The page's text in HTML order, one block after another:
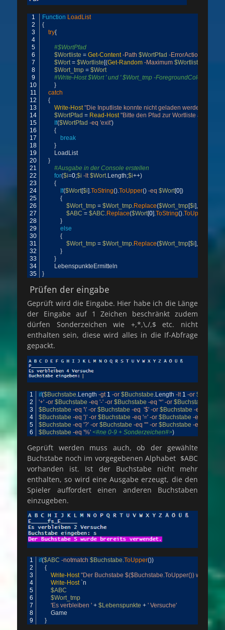
1
2
3
4
5
6
7
8
9
10
11
12
13
14
15
16
17
18
19
20
21
22
23
24
25
26
27
28
29
30
31
32
33
34
35
Function LoadList
{
try{
#$WortPfad
$Wortliste = Get-Content -Path $WortPfad -ErrorAction
$Wort = $Wortliste [(Get-Random -Maximum $Wortliste
$Wort_tmp = $Wort
#Write-Host $Wort ' und ' $Wort_tmp -ForegroundColor Red
}
catch
{
Write-Host "Die Inputliste konnte nicht geladen werden."
$WortPfad = Read-Host "Bitte den Pfad zur Wortliste
If($WortPfad -eq 'exit')
{
break
}
LoadList
}
#Ausgabe in der Console erstellen
for($i=0;$i -lt $Wort.Length;$i++)
{
If($Wort[$i].ToString().ToUpper() -eq $Wort[0])
{
$Wort_tmp = $Wort_tmp.Replace($Wort_tmp[$i],
$ABC = $ABC.Replace($Wort[0].ToString().ToUpper
}
else
{
$Wort_tmp = $Wort_tmp.Replace($Wort_tmp[$i],
}
}
LebenspunkteErmitteln
}
Prüfen der eingabe
Geprüft wird die Eingabe. Hier habe ich die Länge
der Eingabe auf 1 Zeichen beschränkt zudem
dürfen Sonderzeichen wie +,*,\,/,$ etc. nicht
enthalten sein, diese wird alles in die If-Abfrage
gepackt.
1
2
3
4
5
6
if($Buchstabe.Length -gt 1 -or $Buchstabe.Length -lt 1 -or
'+' -or $Buchstabe -eq '-' -or $Buchstabe -eq '*' -or $Buchstabe
$Buchstabe -eq '\' -or $Buchstabe -eq '$' -or $Buchstabe -eq
$Buchstabe -eq ')' -or $Buchstabe -eq '=' -or $Buchstabe -eq
$Buchstabe -eq '?' -or $Buchstabe -eq '"' -or $Buchstabe -eq
$Buchstabe -eq '%' <#ne 0-9 + Sonderzeichen#>)
Geprüft werden muss auch, ob der gewählte
Buchstabe noch im vorgegebenen Alphabet $ABC
vorhanden ist. Ist der Buchstabe nicht mehr
enthalten, so wird eine Ausgabe erzeugt, die den
Spieler auffordert einen anderen Buchstaben
einzugeben.
1
2
3
4
5
6
7
8
9
if($ABC -notmatch $Buchstabe.ToUpper())
{
Write-Host "Der Buchstabe $($Buchstabe.ToUpper()) wurde
Write-Host `n
$ABC
$Wort_tmp
'Es verbleiben ' + $Lebenspunkte + ' Versuche'
Game
}